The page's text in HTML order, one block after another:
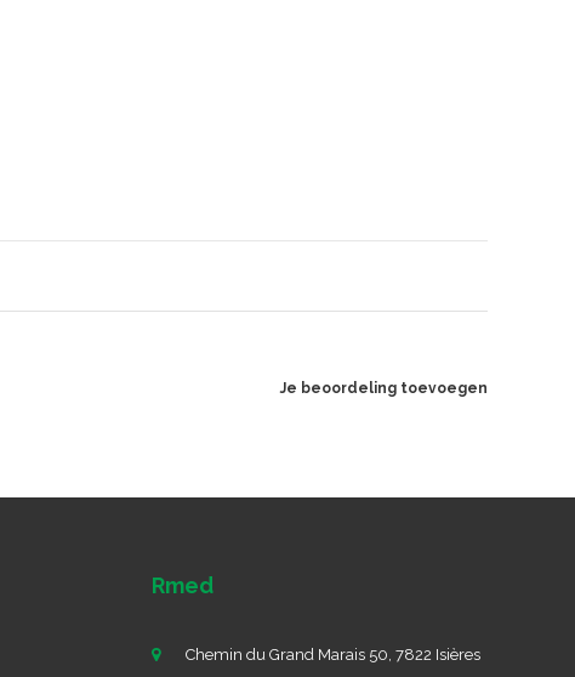
Je beoordeling toevoegen
Rmed
Chemin du Grand Marais 50, 7822 Isières